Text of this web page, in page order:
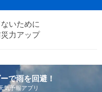
いために
力アップ
で雨を回避！
予報アプリ